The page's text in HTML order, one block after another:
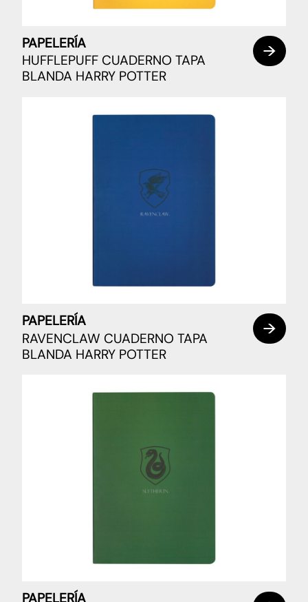
PAPELERÍA
HUFFLEPUFF CUADERNO TAPA
BLANDA HARRY POTTER
PAPELERÍA
RAVENCLAW CUADERNO TAPA
BLANDA HARRY POTTER
PAPELERÍA